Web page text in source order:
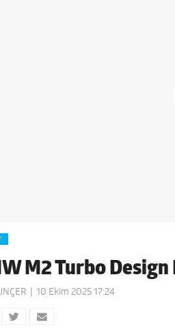
M2 Turbo Design
10 Ekim 2025 17:24